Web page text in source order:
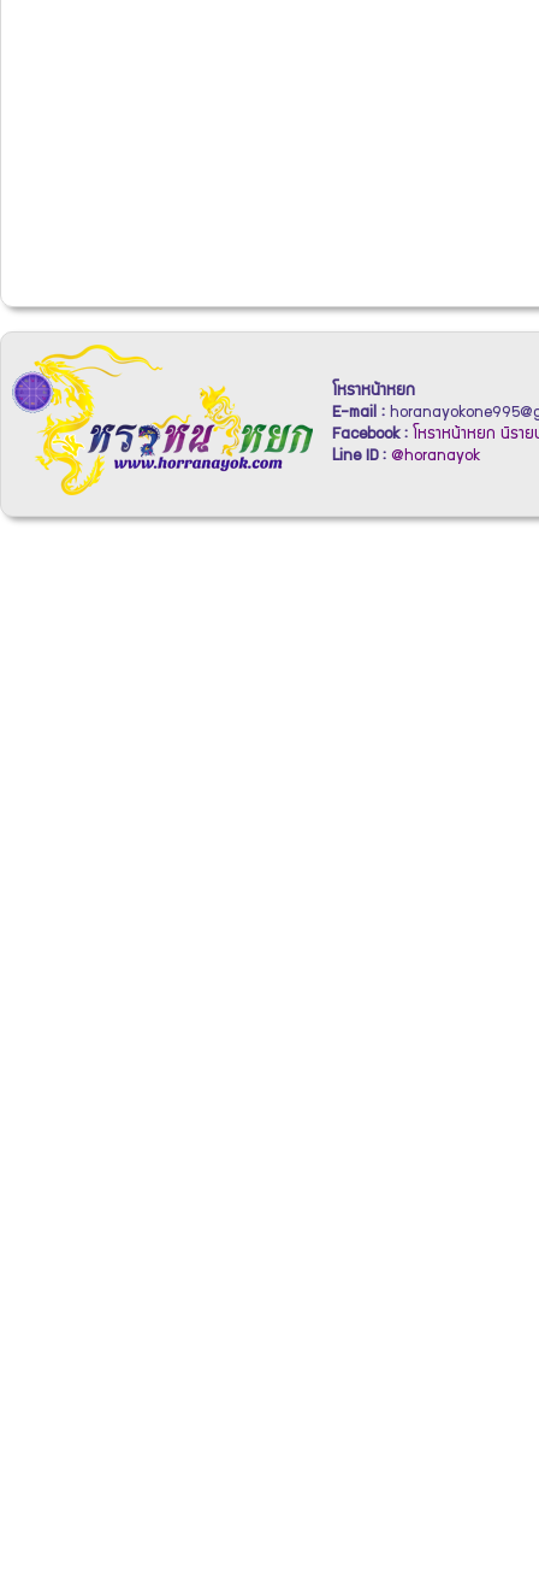
โหราหน้าหยก
E-mail :
Facebook :
โหราหน้าหยก นิราย
Line ID : @horanayok